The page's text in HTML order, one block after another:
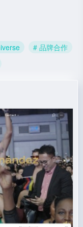
# 品牌合作